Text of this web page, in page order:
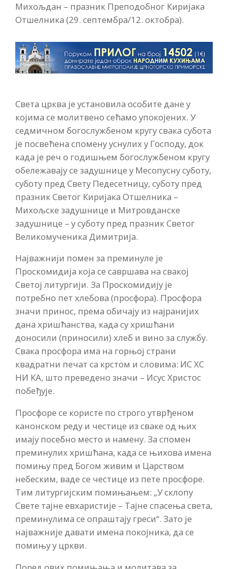
Михољдан – празник Преподобног Киријака
Отшелника (29. септембра/12. октобра).
Света црква је установила особите дане у
којима се молитвено сећамо упокојених. У
седмичном богослужбеном кругу свака субота
је посвећена спомену уснулих у Господу, док
када је реч о годишњем богослужбеном кругу
обележавају се задушнице у Месопусну суботу,
суботу пред Свету Педесетницу, суботу пред
празник Светог Киријака Отшелника –
Михољске задушнице и Митровданске
задушнице – у суботу пред празник Светог
Великомученика Димитрија.
Најважнији помен за преминуле је
Проскомидија која се савршава на свакој
Светој литургији. За Проскомидију је
потребно пет хлебова (просфора). Просфора
значи принос, према обичају из најранијих
дана хришћанства, када су хришћани
доносили (приносили) хлеб и вино за службу.
Свака просфора има на горњој страни
квадратни печат са крстом и словима: ИС ХС
НИ КА, што преведено значи – Исус Христос
побеђује.
Просфоре се користе по строго утврђеном
канонском реду и честице из сваке од њих
имају посебно место и намену. За спомен
преминулих хришћана, када се њихова имена
помињу пред Богом живим и Царством
небеским, ваде се честице из пете просфоре.
Тим литургијским помињањем: „У склопу
Свете тајне евхаристије – Тајне спасења света,
преминулима се опраштају греси“. Зато је
најважније давати имена покојника, да се
помињу у цркви.